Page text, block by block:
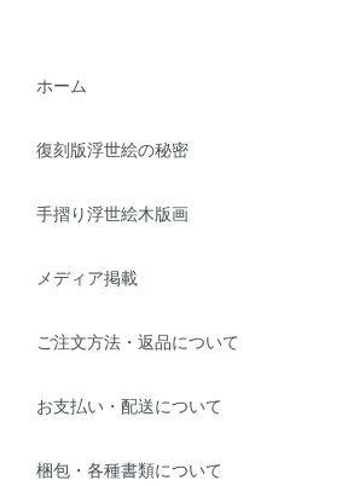
ホーム
復刻版浮世絵の秘密
手摺り浮世絵木版画
メディア掲載
ご注文方法・返品について
お支払い・配送について
梱包・各種書類について